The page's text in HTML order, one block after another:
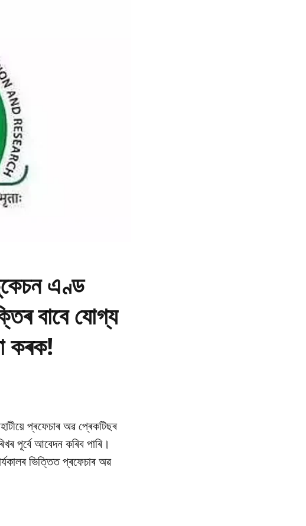
এণ্ড
বাবে যোগ্য
কৰক!
প্ৰফেচাৰ অৱ প্ৰেকটিছৰ
পূৰ্বে আবেদন কৰিব পাৰি।
ভিত্তিত প্ৰফেচাৰ অৱ